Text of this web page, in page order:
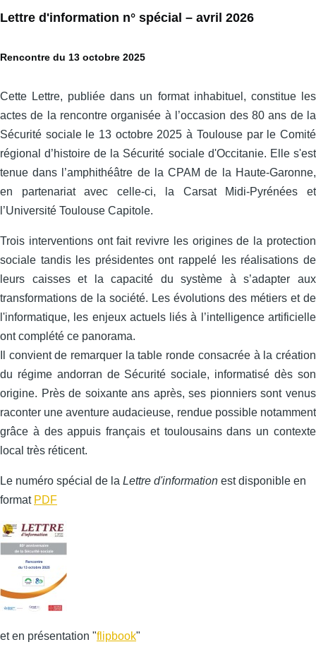
Lettre d'information n° spécial – avril 2026
Rencontre du 13 octobre 2025
Cette Lettre, publiée dans un format inhabituel, constitue les
actes de la rencontre organisée à l’occasion des 80 ans de la
Sécurité sociale le 13 octobre 2025 à Toulouse par le Comité
régional d’histoire de la Sécurité sociale d'Occitanie. Elle s'est
tenue dans l’amphithéâtre de la CPAM de la Haute-Garonne,
en partenariat avec celle‑ci, la Carsat Midi‑Pyrénées et
l’Université Toulouse Capitole.
Trois interventions ont fait revivre les origines de la protection
sociale tandis les présidentes ont rappelé les réalisations de
leurs caisses et la capacité du système à s’adapter aux
transformations de la société. Les évolutions des métiers et de
l'informatique, les enjeux actuels liés à l’intelligence artificielle
ont complété ce panorama.
Il convient de remarquer la table ronde consacrée à la création
du régime andorran de Sécurité sociale, informatisé dès son
origine. Près de soixante ans après, ses pionniers sont venus
raconter une aventure audacieuse, rendue possible notamment
grâce à des appuis français et toulousains dans un contexte
local très réticent.
Le numéro spécial de la Lettre d'information est disponible en
format PDF
et en présentation "flipbook"